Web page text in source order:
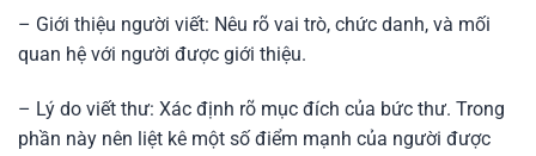
– Giới thiệu người viết: Nêu rõ vai trò, chức danh, và mối
quan hệ với người được giới thiệu.
– Lý do viết thư: Xác định rõ mục đích của bức thư. Trong
phần này nên liệt kê một số điểm mạnh của người được